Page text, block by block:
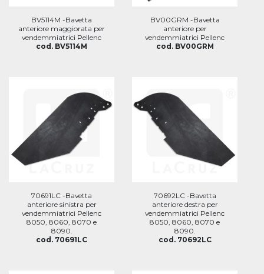
BV5114M -Bavetta
anteriore maggiorata per
vendemmiatrici Pellenc
cod. BV5114M
BV00GRM -Bavetta
anteriore per
vendemmiatrici Pellenc
cod. BV00GRM
70691LC -Bavetta
anteriore sinistra per
vendemmiatrici Pellenc
8050, 8060, 8070 e
8090.
cod. 70691LC
70692LC -Bavetta
anteriore destra per
vendemmiatrici Pellenc
8050, 8060, 8070 e
8090.
cod. 70692LC